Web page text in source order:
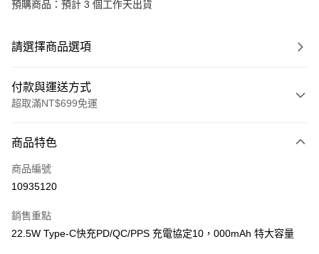
預購商品：預計 3 個工作天出貨
請選擇商品選項
付款與運送方式
超取滿NT$699免運
信用卡一次付款
超商取貨付款
街口支付
商品特色
商品編號
10935120
銷售重點
22.5W Type-C快充PD/QC/PPS 充電協定10，000mAh 特大容量